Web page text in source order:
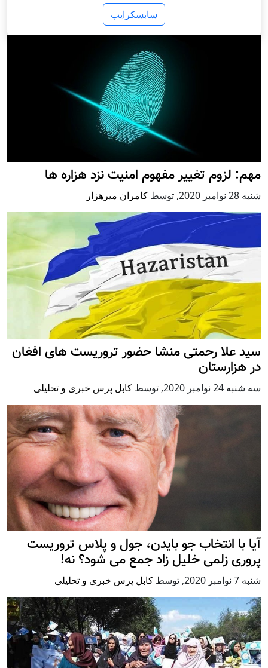
سابسکرایب
مهم: لزوم تغییر مفهوم امنیت نزد هزاره ها
شنبه 28 نوامبر 2020 , توسط کامران میرهزار
سید علا رحمتی منشا حضور تروریست های افغان
در هزارستان
سه شنبه 24 نوامبر 2020 , توسط کابل پرس خبری و تحلیلی
آیا با انتخاب جو بایدن، جول و پلاس تروریست
پروری زلمی خلیل زاد جمع می شود؟ نه!
شنبه 7 نوامبر 2020 , توسط کابل پرس خبری و تحلیلی